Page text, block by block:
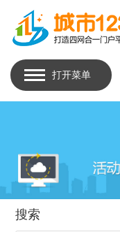
打开菜单
搜索